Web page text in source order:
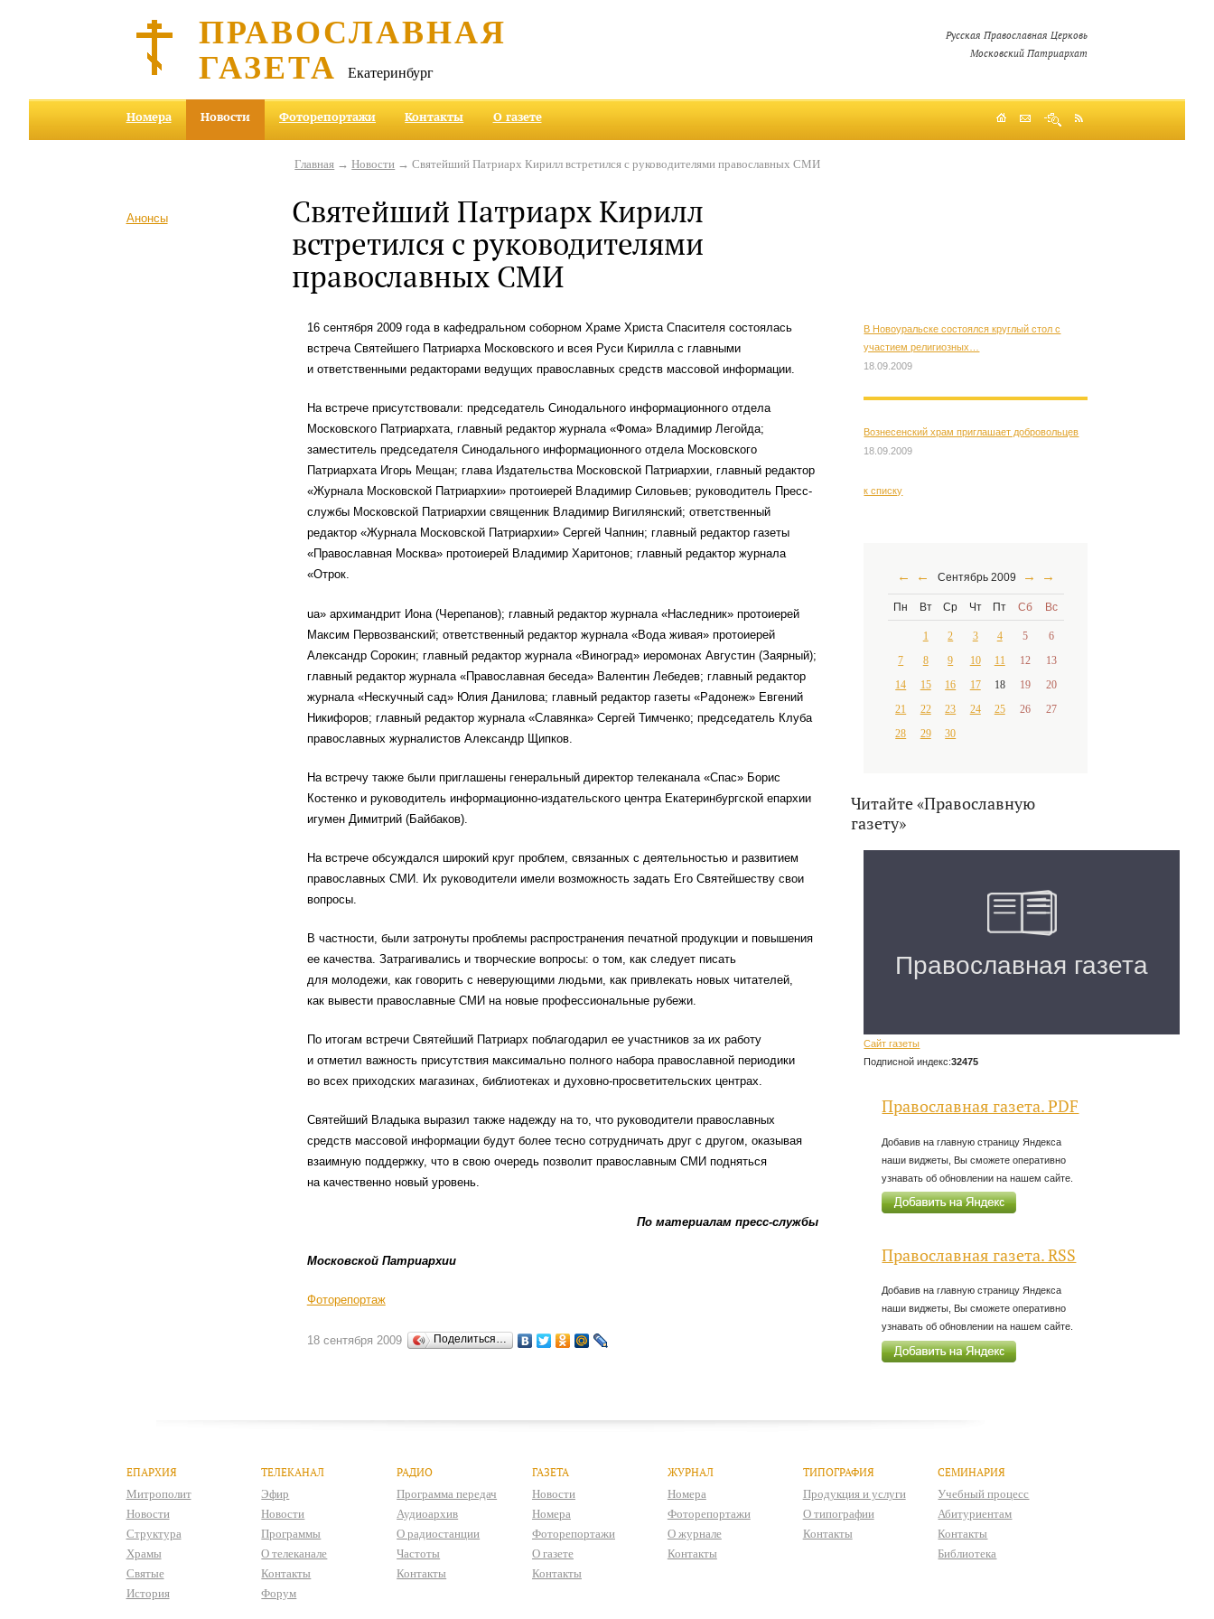
ПРАВОСЛАВНАЯ
ГАЗЕТА Екатеринбург
Русская Православная Церковь
Московский Патриархат
Номера Новости Фоторепортажи Контакты О газете
Анонсы
Главная →Новости → Святейший Патриарх Кирилл встретился с руководителями православных СМИ
Святейший Патриарх Кирилл
встретился с руководителями
православных СМИ
16 сентября 2009 года в кафедральном соборном Храме Христа Спасителя состоялась
встреча Святейшего Патриарха Московского и всея Руси Кирилла с главными
и ответственными редакторами ведущих православных средств массовой информации.
На встрече присутствовали: председатель Синодального информационного отдела
Московского Патриархата, главный редактор журнала «Фома» Владимир Легойда;
заместитель председателя Синодального информационного отдела Московского
Патриархата Игорь Мещан; глава Издательства Московской Патриархии, главный редактор
«Журнала Московской Патриархии» протоиерей Владимир Силовьев; руководитель Пресс-
службы Московской Патриархии священник Владимир Вигилянский; ответственный
редактор «Журнала Московской Патриархии» Сергей Чапнин; главный редактор газеты
«Православная Москва» протоиерей Владимир Харитонов; главный редактор журнала
«Отрок.
uа» архимандрит Иона (Черепанов); главный редактор журнала «Наследник» протоиерей
Максим Первозванский; ответственный редактор журнала «Вода живая» протоиерей
Александр Сорокин; главный редактор журнала «Виноград» иеромонах Августин (Заярный);
главный редактор журнала «Православная беседа» Валентин Лебедев; главный редактор
журнала «Нескучный сад» Юлия Данилова; главный редактор газеты «Радонеж» Евгений
Никифоров; главный редактор журнала «Славянка» Сергей Тимченко; председатель Клуба
православных журналистов Александр Щипков.
На встречу также были приглашены генеральный директор телеканала «Спас» Борис
Костенко и руководитель информационно-издательского центра Екатеринбургской епархии
игумен Димитрий (Байбаков).
На встрече обсуждался широкий круг проблем, связанных с деятельностью и развитием
православных СМИ. Их руководители имели возможность задать Его Святейшеству свои
вопросы.
В частности, были затронуты проблемы распространения печатной продукции и повышения
ее качества. Затрагивались и творческие вопросы: о том, как следует писать
для молодежи, как говорить с неверующими людьми, как привлекать новых читателей,
как вывести православные СМИ на новые профессиональные рубежи.
По итогам встречи Святейший Патриарх поблагодарил ее участников за их работу
и отметил важность присутствия максимально полного набора православной периодики
во всех приходских магазинах, библиотеках и духовно-просветительских центрах.
Святейший Владыка выразил также надежду на то, что руководители православных
средств массовой информации будут более тесно сотрудничать друг с другом, оказывая
взаимную поддержку, что в свою очередь позволит православным СМИ подняться
на качественно новый уровень.
По материалам пресс-службы
Московской Патриархии
Фоторепортаж
18 сентября 2009 Поделиться…
В Новоуральске состоялся круглый стол с
участием религиозных…
18.09.2009
Вознесенский храм приглашает добровольцев
18.09.2009
к списку
← ← Сентябрь 2009 → →
Пн Вт Ср Чт Пт Сб Вс
1 2 3 4 5
6
7
8 9 10 11 12
13
14
15 16 17 18 19
20
21
22 23 24 25 26
27
28
29 30
Читайте «Православную
газету»
Сайт газеты
Подписной индекс:32475
Православная газета. PDF
Добавив на главную страницу Яндекса
наши виджеты, Вы сможете оперативно
узнавать об обновлении на нашем сайте.
Православная газета. RSS
Добавив на главную страницу Яндекса
наши виджеты, Вы сможете оперативно
узнавать об обновлении на нашем сайте.
ЕПАРХИЯ
Митрополит
Новости
Структура
Храмы
Святые
История
ТЕЛЕКАНАЛ
Эфир
Новости
Программы
О телеканале
Контакты
Форум
РАДИО
Программа передач
Аудиоархив
О радиостанции
Частоты
Контакты
ГАЗЕТА
Новости
Номера
Фоторепортажи
О газете
Контакты
ЖУРНАЛ
Номера
Фоторепортажи
О журнале
Контакты
ТИПОГРАФИЯ
Продукция и услуги
О типографии
Контакты
СЕМИНАРИЯ
Учебный процесс
Абитуриентам
Контакты
Библиотека